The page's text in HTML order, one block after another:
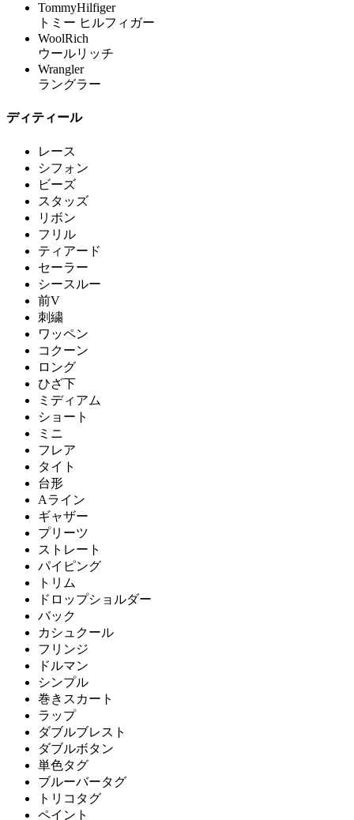
TommyHilfiger
トミー ヒルフィガー
WoolRich
ウールリッチ
Wrangler
ラングラー
ディティール
レース
シフォン
ビーズ
スタッズ
リボン
フリル
ティアード
セーラー
シースルー
前V
刺繍
ワッペン
コクーン
ロング
ひざ下
ミディアム
ショート
ミニ
フレア
タイト
台形
Aライン
ギャザー
プリーツ
ストレート
パイピング
トリム
ドロップショルダー
バック
カシュクール
フリンジ
ドルマン
シンプル
巻きスカート
ラップ
ダブルブレスト
ダブルボタン
単色タグ
ブルーバータグ
トリコタグ
ペイント